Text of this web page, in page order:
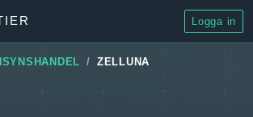
Logga in
ZELLUNA